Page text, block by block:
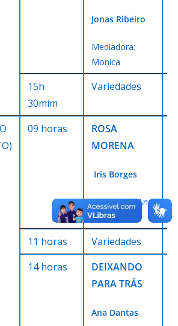
Jonas Ribeiro
Mediadora:
Monica
15h
30mim
Variedades
09 horas
ROSA
MORENA
Iris Borges
Mediadora: Ana
Paula
11 horas Variedades
14 horas
DEIXANDO
PARA TRÁS
Ana Dantas